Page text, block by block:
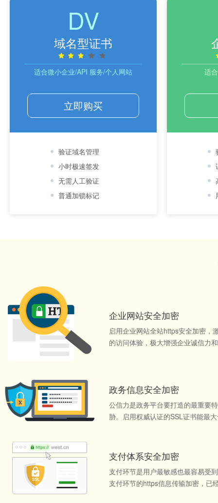
DV
域名型证书
适合微小企业/API 服务/个人网站
立即购买
验证域名管理
小时极速签发
无需人工验证
普通加锁标记
适
企业网站安全加密
启用企业网站全站https安全加密，
的访问体验，极大增强企业诚信力
政务信息安全加密
公信力是政务平台要打造的最重要
胁。启用权威认证的SSL证书能最
支付体系安全加密
支付环节是用户最敏感也最容易受
支付环节的https信息传输加密，已